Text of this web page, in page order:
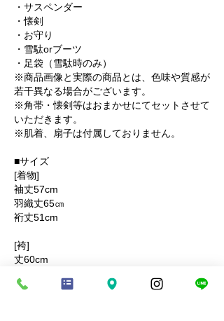
・サスペンダー
・懐剣
・お守り
・雪駄orブーツ
・足袋（雪駄時のみ）
※商品画像と実際の商品とは、色味や質感が
若干異なる場合がございます。
※角帯・懐剣等はおまかせにてセットさせて
いただきます。
※肌着、扇子は付属しておりません。
■サイズ
[着物]
袖丈57cm
羽織丈65㎝
裄丈51cm
[袴]
丈60cm
■適応身長